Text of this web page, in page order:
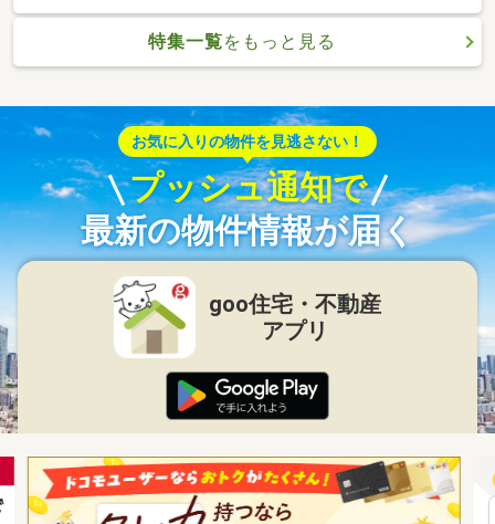
特集一覧をもっと見る
お気に入りの物件を見逃さない！
プッシュ通知で
最新の物件情報が届く
goo住宅・不動産
アプリ